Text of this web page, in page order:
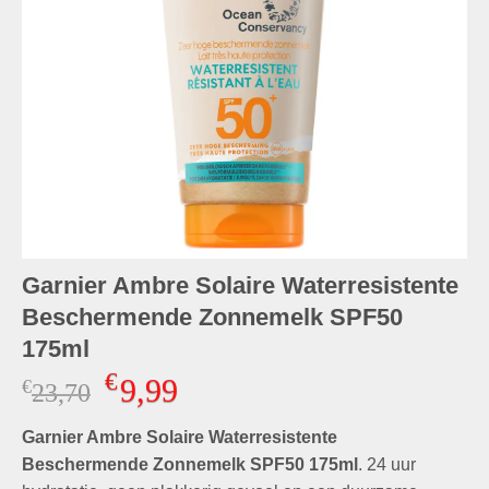
Garnier Ambre Solaire Waterresistente
Beschermende Zonnemelk SPF50
175ml
€23,70 Oorspronkelijke
prijs
was:
€23,70.
€9,99Huidige
is:
€9,99.
Garnier Ambre Solaire Waterresistente
Beschermende Zonnemelk SPF50 175ml . 24 uur